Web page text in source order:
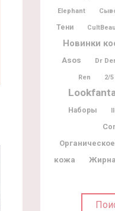
Elephant
Тени
Новинки
Asos Dr
Ren 2/5
Наборы
кожа